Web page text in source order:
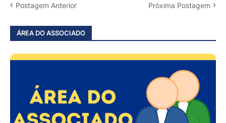
Postagem Anterior Próxima Postagem
ÁREA DO ASSOCIADO